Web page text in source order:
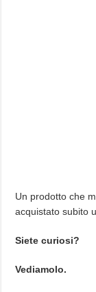
Un prodotto che
acquistato subito
Siete curiosi?
Vediamolo.